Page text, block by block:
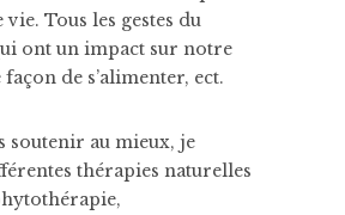
vie. Tous les gestes du
ont un impact sur notre
de s’alimenter, ect.
soutenir au mieux, je
thérapies naturelles